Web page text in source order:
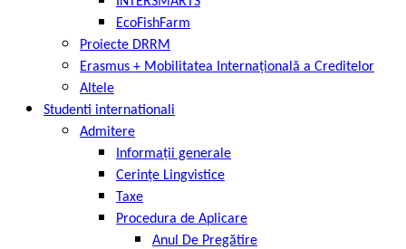
EcoFishFarm
Proiecte DRRM
Erasmus + Mobilitatea Internațională a Creditelor
Altele
Studenti internationali
Admitere
Informații generale
Cerințe Lingvistice
Taxe
Procedura de Aplicare
Anul De Pregătire